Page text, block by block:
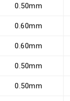
0.50mm
0.60mm
0.60mm
0.50mm
0.50mm